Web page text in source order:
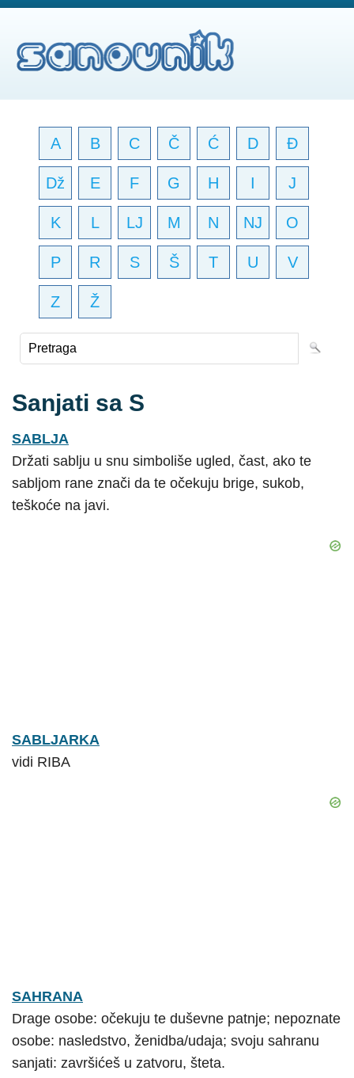
A B C Č Ć D Đ
Dž E F G H I J
K L LJ M N NJ O
P R S Š T U V
Z Ž
Sanjati sa S
SABLJA
Držati sablju u snu simboliše ugled, čast, ako te
sabljom rane znači da te očekuju brige, sukob,
teškoće na javi.
SABLJARKA
vidi RIBA
SAHRANA
Drage osobe: očekuju te duševne patnje; nepoznate
osobe: nasledstvo, ženidba/udaja; svoju sahranu
sanjati: završićeš u zatvoru, šteta.